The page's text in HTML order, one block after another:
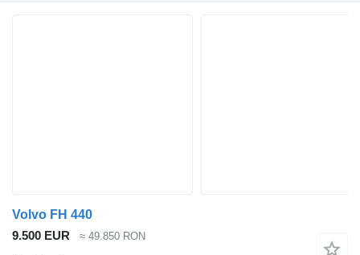
Volvo FH 440
9.500 EUR
≈ 49.850 RON